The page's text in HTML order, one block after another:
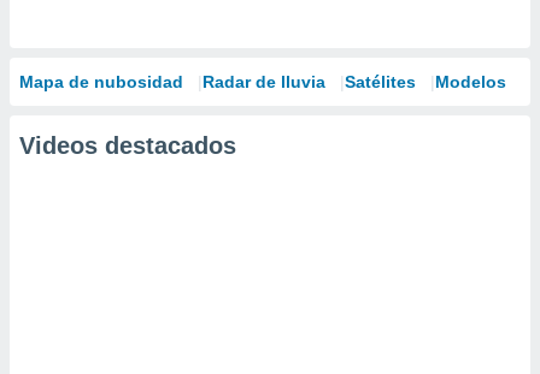
Mapa de nubosidad Radar de lluvia Satélites Modelos
Videos destacados